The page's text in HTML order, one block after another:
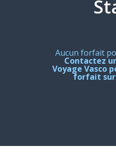
Aucun forfait
Contactez
Voyage Vasco
forfait sur